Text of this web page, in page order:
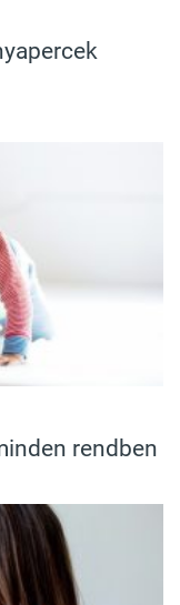
rendben